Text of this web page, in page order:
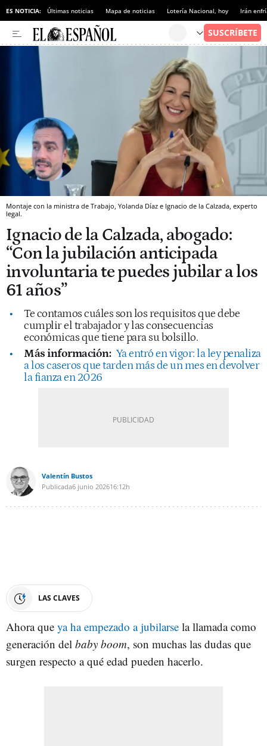
ES NOTICIA: Últimas noticias Mapa de noticias Lotería Nacional, hoy Irán
Montaje con la ministra de Trabajo, Yolanda Díaz e Ignacio de la Calzada, experto
legal.
Ignacio de la Calzada, abogado:
“Con la jubilación anticipada
involuntaria te puedes jubilar a los
61 años”
Te contamos cuáles son los requisitos que debe
cumplir el trabajador y las consecuencias
económicas que tiene para su bolsillo.
Más información: Ya entró en vigor: la ley penaliza
a los caseros que tarden más de un mes en devolver
la fianza en 2026
Valentín Bustos
Publicada6 junio 202616:12h
LAS CLAVES
Ahora que ya ha empezado a jubilarse la llamada como
generación del baby boom, son muchas las dudas que
surgen respecto a qué edad pueden hacerlo.